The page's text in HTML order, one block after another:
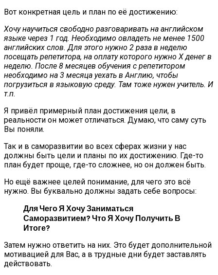
Вот конкретная цель и план по её достижению:
Хочу научиться свободно разговаривать на английском
языке через 1 год. Необходимо овладеть не менее 1500
английских слов. Для этого нужно 2 раза в неделю
посещать репетитора, на оплату которого нужно X денег в
неделю. После 8 месяцев обучения с репетитором
необходимо на 3 месяца уехать в Англию, чтобы
погрузиться в языковую среду. Там тоже нужен учитель. И
т.п.
Я привёл примерный план достижения цели, в
реальности он может отличаться. Думаю, что саму суть
Вы поняли.
Так и в саморазвитии во всех сферах жизни у нас
должны быть цели и планы по их достижению. Где-то
план будет проще, где-то сложнее, но он должен быть.
Но ещё важнее целей понимание, для чего это всё
нужно. Вы буквально должны задать себе вопросы:
Для Чего Я Хочу Заниматься
Саморазвитием? Что Я Хочу Получить В
Итоге?
Затем нужно ответить на них. Это будет дополнительной
мотивацией для Вас, а в трудные дни будет заставлять
действовать.